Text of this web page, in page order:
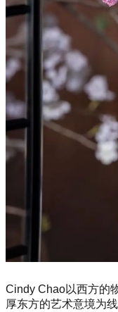
Cindy Chao以西方的
厚东方的艺术意境为